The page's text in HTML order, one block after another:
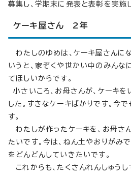
募集し、学期末に発表と表彰を実施
ケーキ屋さん 2年
わたしのゆめは、ケーキ屋さんに
いうと、家ぞくや世かい中のみんな
てほしいからです。
小さいころ、お母さんが、ケーキ
した。すきなケーキばかりです。今
す。
わたしが作ったケーキを、お母さ
たいです。今は、ねん土やおりがみ
をどんどんしていきたいです。
これからも、たくさんれんしゅうし